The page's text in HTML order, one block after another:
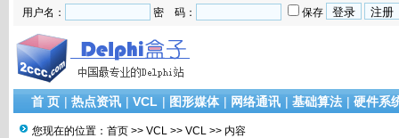
用户名： 密 码： 保存
首 页 | 热点资讯 | VCL | 图形媒体 | 网络通讯 | 基础算法 | 硬件系
您现在的位置： 首页 >> VCL >> VCL >> 内容